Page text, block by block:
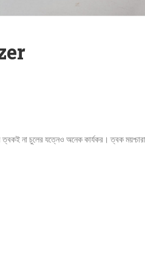
না চুলের যত্নেও অনেক কার্যকর। ত্বক